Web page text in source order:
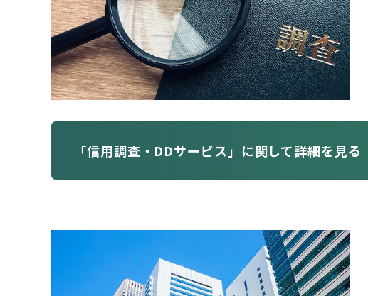
「信用調査・DDサービス」に関して詳細を見る
こんなケースでご相談いただいています
M&A前に相手先の信用面を確認したい